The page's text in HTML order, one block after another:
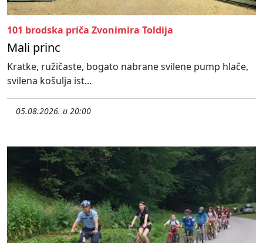
101 brodska priča Zvonimira Toldija
Mali princ
Kratke, ružičaste, bogato nabrane svilene pump hlače,
svilena košulja ist...
05.08.2026. u 20:00